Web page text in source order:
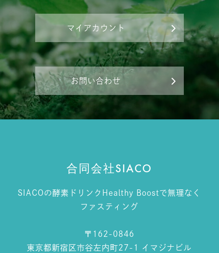
マイアカウント
お問い合わせ
合同会社SIACO
SIACOの酵素ドリンクHealthy Boostで無理なく
ファスティング
〒162-0846
東京都新宿区市谷左内町27-1 イマジナビル